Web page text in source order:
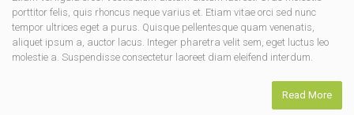
porttitor felis, quis rhoncus neque varius et. Etiam vitae orci sed nunc
tempor ultrices eget a purus. Quisque pellentesque quam venenatis,
aliquet ipsum a, auctor lacus. Integer pharetra velit sem, eget luctus leo
molestie a. Suspendisse consectetur laoreet diam eleifend interdum.
Read More